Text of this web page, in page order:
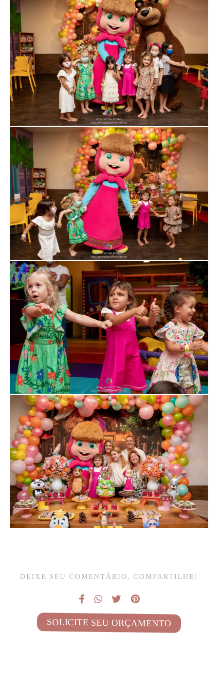
DEIXE SEU COMENTÁRIO, COMPARTILHE!
SOLICITE SEU ORÇAMENTO